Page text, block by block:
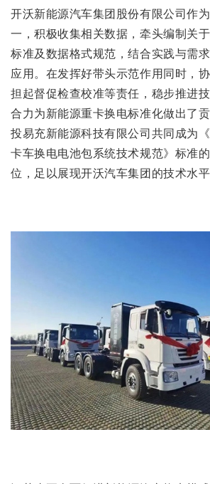
开沃新能源汽车集团股份有限公司作
一，积极收集相关数据，牵头编制关
标准及数据格式规范，结合实践与需
应用。在发挥好带头示范作用同时，
担起督促检查校准等责任，稳步推进
合力为新能源重卡换电标准化做出了
投易充新能源科技有限公司共同成为
卡车换电电池包系统技术规范》标准
位，足以展现开沃汽车集团的技术水平